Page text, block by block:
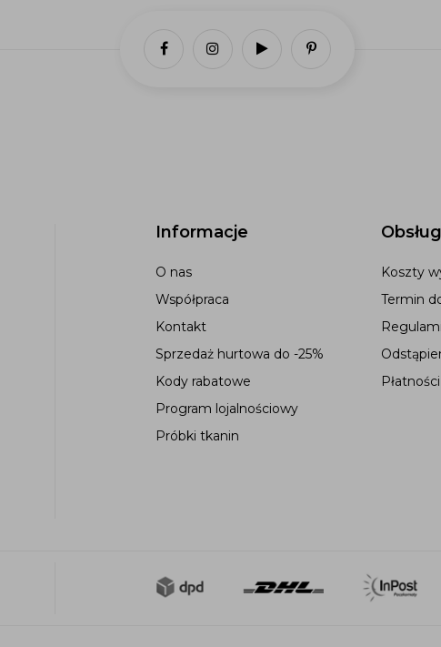
Informacje
O nas
Współpraca
Kontakt
Sprzedaż hurtowa do -25%
Kody rabatowe
Program lojalnościowy
Próbki tkanin
Koszty
Termin
Płatności